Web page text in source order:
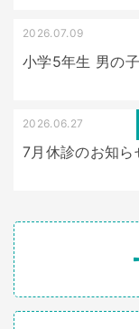
2026.07.09
小学5年生 男の子
2026.06.27
7月休診のお知ら